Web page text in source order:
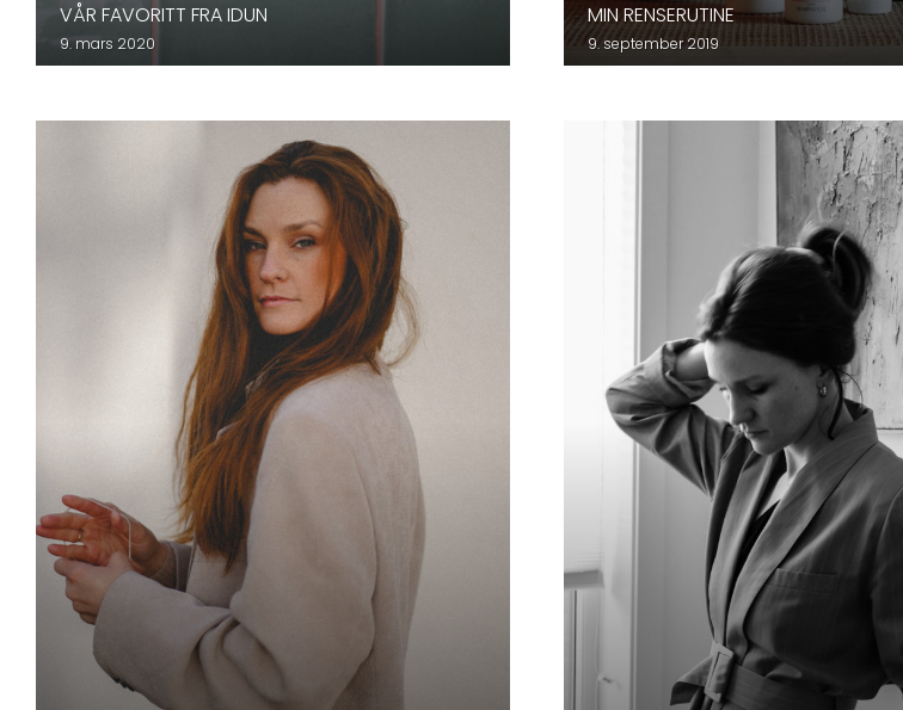
VÅR FAVORITT FRA IDUN
9. mars 2020
MIN RENSERUTINE
9. september 2019